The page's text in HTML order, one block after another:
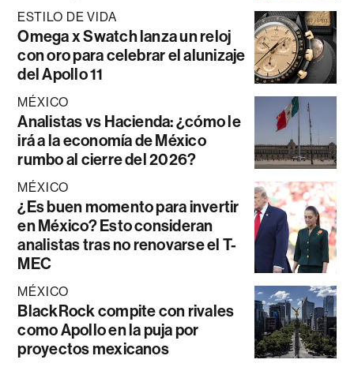
ESTILO DE VIDA
Omega x Swatch lanza un reloj
con oro para celebrar el alunizaje
del Apollo 11
MÉXICO
Analistas vs Hacienda: ¿cómo le
irá a la economía de México
rumbo al cierre del 2026?
MÉXICO
¿Es buen momento para invertir
en México? Esto consideran
analistas tras no renovarse el T-
MEC
MÉXICO
BlackRock compite con rivales
como Apollo en la puja por
proyectos mexicanos